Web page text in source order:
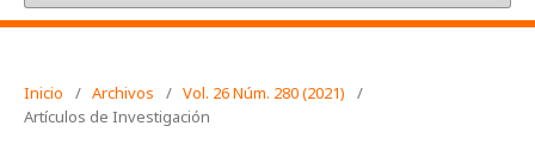
Inicio / Archivos / Vol. 26 Núm. 280 (2021)
/
Artículos de Investigación